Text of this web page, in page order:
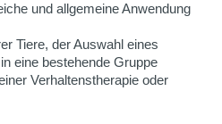
und allgemeine Anwendung
Tiere, der Auswahl eines
eine bestehende Gruppe
Verhaltenstherapie oder